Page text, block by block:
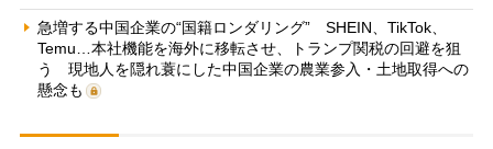
急増する中国企業の“国籍ロンダリング” SHEIN、TikTok、
Temu…本社機能を海外に移転させ、トランプ関税の回避を狙
う 現地人を隠れ蓑にした中国企業の農業参入・土地取得への
懸念も